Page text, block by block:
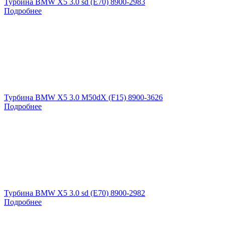
Подробнее
Турбина BMW X5 3.0 M50dX (F15) 8900-3626
Подробнее
Турбина BMW X5 3.0 sd (E70) 8900-2982
Подробнее